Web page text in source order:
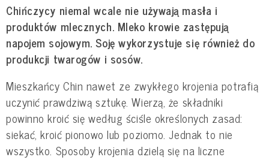
Chińczycy niemal wcale nie używają masła i
produktów mlecznych. Mleko krowie zastępują
napojem sojowym. Soję wykorzystuje się również do
produkcji twarogów i sosów.
Mieszkańcy Chin nawet ze zwykłego krojenia potrafią
uczynić prawdziwą sztukę. Wierzą, że składniki
powinno kroić się według ściśle określonych zasad:
siekać, kroić pionowo lub poziomo. Jednak to nie
wszystko. Sposoby krojenia dzielą się na liczne